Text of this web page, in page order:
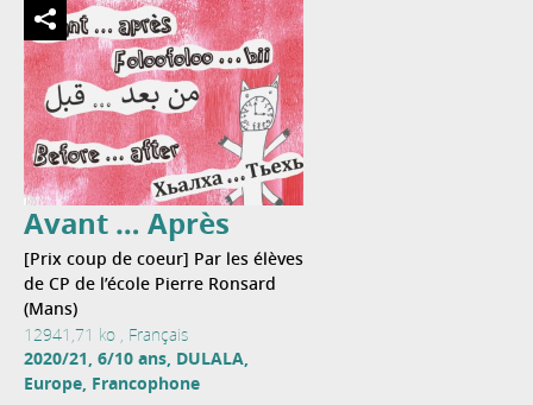
Avant … Après
[Prix coup de coeur] Par les élèves
de CP de l’école Pierre Ronsard
(Mans)
12941,71 ko , Français
2020/21, 6/10 ans, DULALA,
Europe, Francophone